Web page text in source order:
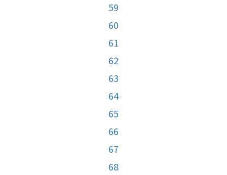
59
60
61
62
63
64
65
66
67
68